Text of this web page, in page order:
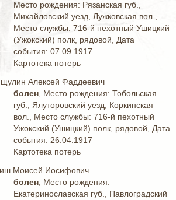
Место рождения: Рязанская губ.,
Михайловский уезд, Лужковская вол.,
Место службы: 716-й пехотный Ушицкий
(Ужокский) полк, рядовой, Дата
события: 07.09.1917
Картотека потерь
Алексей Фаддеевич
болен , Место рождения: Тобольская
губ., Ялуторовский уезд, Коркинская
вол., Место службы: 716-й пехотный
Ужокский (Ушицкий) полк, рядовой, Дата
события: 26.04.1917
Картотека потерь
Моисей Иосифович
болен , Место рождения:
Екатеринославская губ., Павлоградский